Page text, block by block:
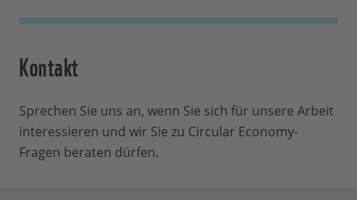
Kontakt
Sprechen Sie uns an, wenn Sie sich für unsere Arbeit
interessieren und wir Sie zu Circular Economy-
Fragen beraten dürfen.